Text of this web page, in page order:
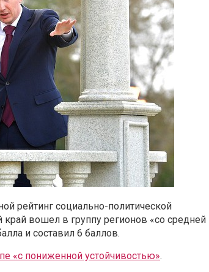
рейтинг социально-политической
вошел в группу регионов «со средней
и составил 6 баллов.
«с пониженной устойчивостью».